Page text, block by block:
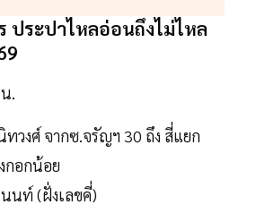
ประปาไหลอ่อนถึงไม่ไหล
น.
วงศ์ จากซ.จรัญฯ 30 ถึง สี่แยก
กอกน้อย
นท์ (ฝั่งเลขคี่)